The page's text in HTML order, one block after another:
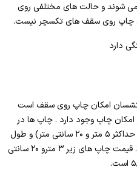
شوند و حالت های مختلفی روی
چاپ روی سقف های تکسچر نیست.
دارد
امکان چاپ روی سقف است
چاپ وجود دارد . چاپ ها در
عرض حداکثر (۳ متر و ۲۰ سانتی متر و حداکثر ۵ متر و ۲۰ سانتی متر) و طول
بیش از ۳۰ متر می تواند صورت پذیرد. قیمت چاپ های زیر ۳ مترو ۲۰ سانتی